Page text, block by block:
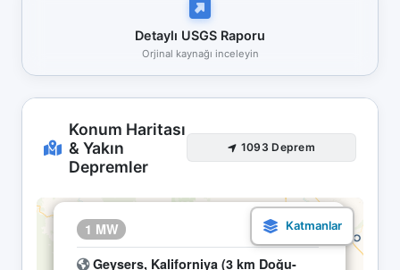
Detaylı USGS Raporu
Orjinal kaynağı inceleyin
Konum Haritası
& Yakın
Depremler
1093 Deprem
1 MW 13.05 00:13
Geysers, Kaliforniya (3 km Doğu-
×